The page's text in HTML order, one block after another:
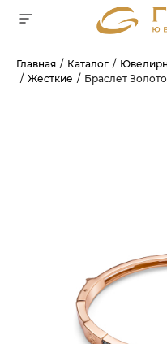
Главная Каталог
Жесткие
Браслет
Для клиентов всех банков
ГРАФИК